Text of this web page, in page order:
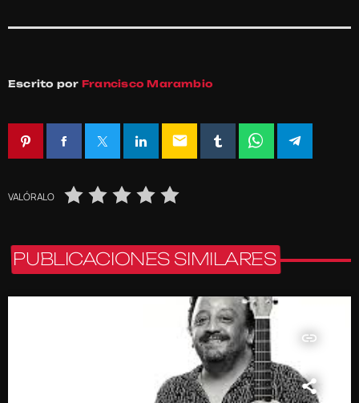
Escrito por Francisco Marambio
email
VALÓRALO
PUBLICACIONES SIMILARES
insert_link